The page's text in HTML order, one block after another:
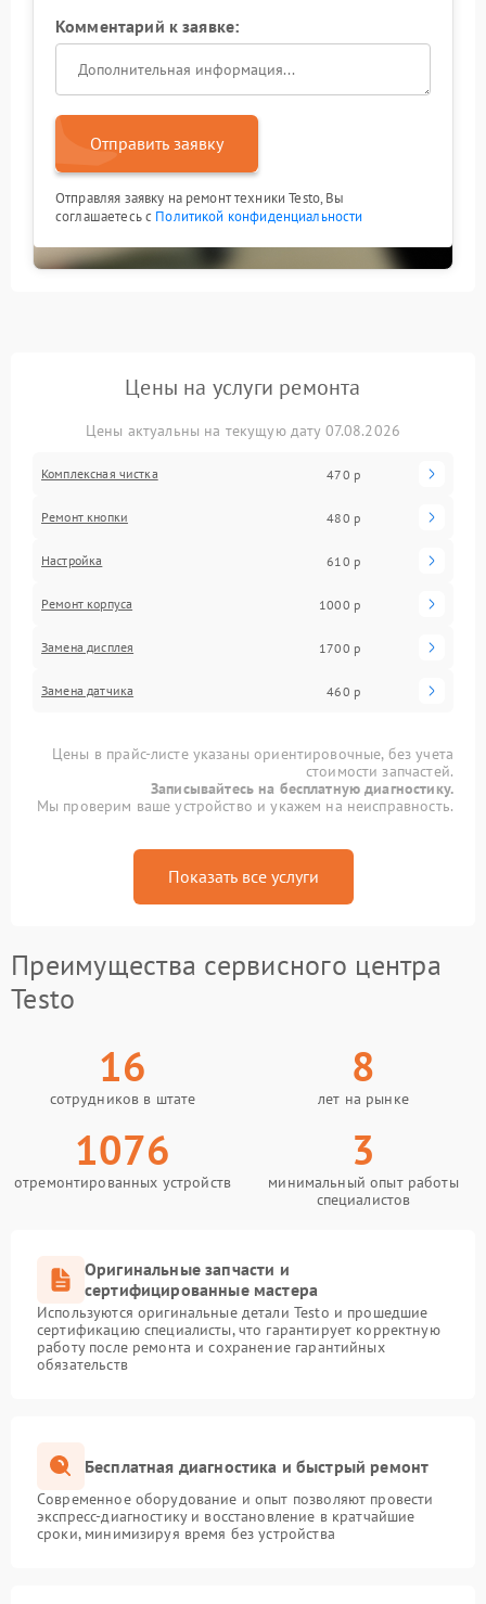
Комментарий к заявке:
Отправить заявку
Отправляя заявку на ремонт техники Testo, Вы
соглашаетесь с Политикой конфиденциальности
Цены на услуги ремонта
Цены актуальны на текущую дату 07.08.2026
Комплексная чистка 470 р
Ремонт кнопки 480 р
Настройка 610 р
Ремонт корпуса 1000 р
Замена дисплея 1700 р
Замена датчика 460 р
Цены в прайс-листе указаны ориентировочные, без учета
стоимости запчастей.
Записывайтесь на бесплатную диагностику.
Мы проверим ваше устройство и укажем на неисправность.
Показать все услуги
Преимущества сервисного центра
Testo
16
сотрудников в штате
8
лет на рынке
1076
отремонтированных устройств
3
минимальный опыт работы
специалистов
Оригинальные запчасти и
сертифицированные мастера
Используются оригинальные детали Testo и прошедшие
сертификацию специалисты, что гарантирует корректную
работу после ремонта и сохранение гарантийных
обязательств
Бесплатная диагностика и быстрый ремонт
Современное оборудование и опыт позволяют провести
экспресс-диагностику и восстановление в кратчайшие
сроки, минимизируя время без устройства